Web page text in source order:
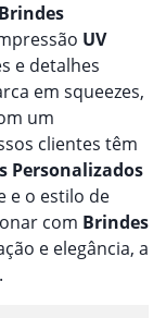
Brindes
UV
e detalhes
em squeezes,
um
clientes têm
Personalizados
e o estilo de
com Brindes
e elegância, a